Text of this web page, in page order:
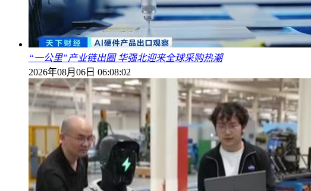
“一公里”产业链出圈 华强北迎来全球采购热潮
2026年08月06日 06:08:02